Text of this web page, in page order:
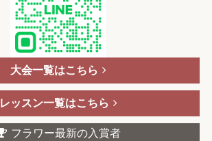
大会一覧はこちら
レッスン一覧はこちら
フラワー最新の入賞者